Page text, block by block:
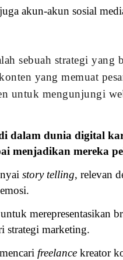
akun-akun sosial
sebuah strategi yang
yang memuat
untuk mengunjungi
dalam dunia digital
menjadikan mereka
story telling, relevan
merepresentasikan
strategi marketing.
freelance kreator